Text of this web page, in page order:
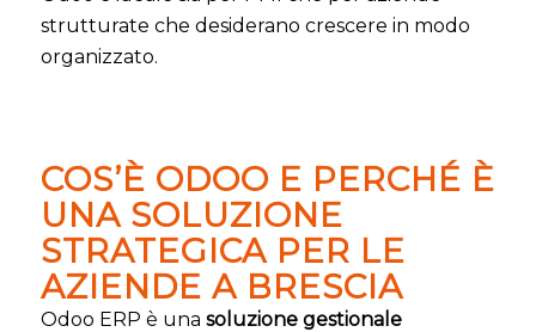
strutturate che desiderano crescere in modo
organizzato.
COS’È ODOO E PERCHÉ È
UNA SOLUZIONE
STRATEGICA PER LE
AZIENDE A BRESCIA
Odoo ERP è una soluzione gestionale